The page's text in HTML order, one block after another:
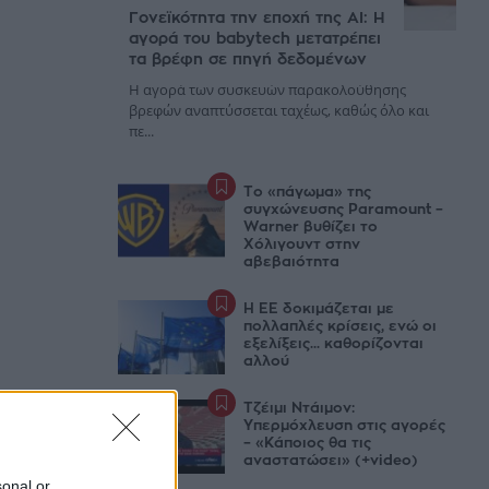
or
Γονεϊκότητα την εποχή της AI: Η
αγορά του babytech μετατρέπει
τα βρέφη σε πηγή δεδομένων
Η αγορά των συσκευών παρακολούθησης
βρεφών αναπτύσσεται ταχέως, καθώς όλο και
πε...
Το «πάγωμα» της
συγχώνευσης Paramount –
Warner βυθίζει το
Χόλιγουντ στην
αβεβαιότητα
Η ΕΕ δοκιμάζεται με
πολλαπλές κρίσεις, ενώ οι
εξελίξεις... καθορίζονται
αλλού
Τζέιμι Ντάιμον:
Υπερμόχλευση στις αγορές
– «Κάποιος θα τις
αναστατώσει» (+video)